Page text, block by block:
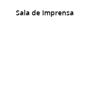
Sala de Imprensa